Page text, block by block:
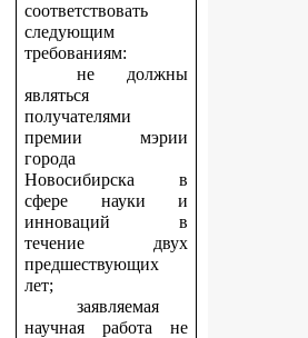
соответствовать
следующим
требованиям:
не должны
являться
получателями
премии мэрии
города
Новосибирска в
сфере науки и
инноваций в
течение двух
предшествующих
лет;
заявляемая
научная работа не